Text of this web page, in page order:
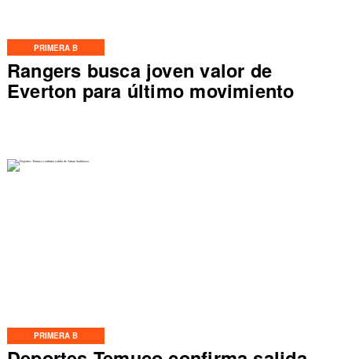
PRIMERA B
Rangers busca joven valor de
Everton para último movimiento
PRIMERA B